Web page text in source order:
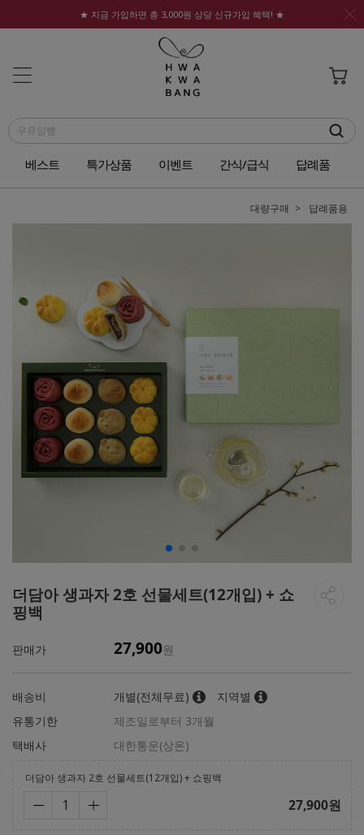
★ 지금 가입하면 총 3,000원 상당 신규가입 혜택! ★
베스트 특가상품 이벤트 간식/급식 답례품
대량구매 답례품용
더담아 생과자 2호 선물세트(12개입) + 쇼
핑백
판매가 27,900원
배송비 개별(전체무료)
지역별
유통기한
제조일로부터 3개월
택배사
대한통운(상온)
더담아 생과자 2호 선물세트(12개입) + 쇼핑백
27,900원